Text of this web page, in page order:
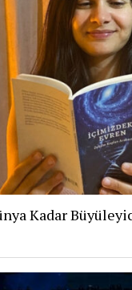
Kadar